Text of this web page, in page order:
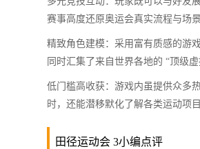
赛事高度还原奥运会真实流程与场
精致角色建模：采用富有质感的游
同时汇集了来自世界各地的 “顶级
低门槛高收获：游戏内虽提供众多
时，还能潜移默化了解各类运动项
田径运动会 3小编点评​